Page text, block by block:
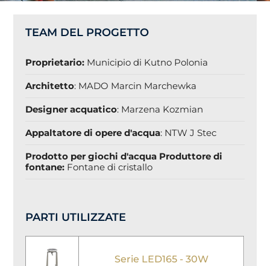
TEAM DEL PROGETTO
Proprietario: Municipio di Kutno Polonia
Architetto: MADO Marcin Marchewka
Designer acquatico: Marzena Kozmian
Appaltatore di opere d'acqua: NTW J Stec
Prodotto per giochi d'acqua Produttore di
fontane: Fontane di cristallo
PARTI UTILIZZATE
Serie LED165 - 30W